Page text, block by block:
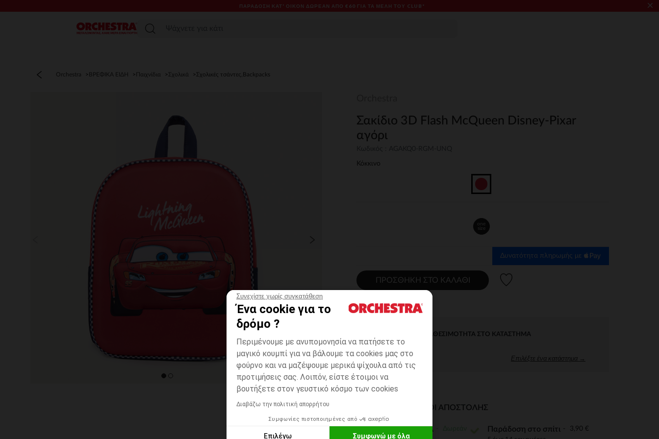
Συνεχίστε χωρίς συγκατάθεση
Ένα cookie για το
δρόμο ?
Περιμένουμε με ανυπομονησία να πατήσετε το
μαγικό κουμπί για να βάλουμε τα cookies μας στο
φούρνο και να μαζέψουμε μερικά ψίχουλα από τις
προτιμήσεις σας. Λοιπόν, είστε έτοιμοι να
βουτήξετε στον γευστικό κόσμο των cookies
Διαβάζω την πολιτική απορρήτου
Συμφωνίες πιστοποιημένες από
Επιλέγω Συμφωνώ με όλα
ΠΑΡΆΔΟΣΗ ΚΑΤ' ΟΊΚΟΝ ΔΩΡΕΑΝ ΑΠΌ €60 ΓΙΑ ΤΑ ΜΈΛΗ ΤΟΥ CLUB* ×
Μενού
Orchestra ΒΡΕΦΙΚΑ ΕΙΔΗ Παιχνίδια Σχολικά Σχολικές τσάντες,Backpacks
Σακίδιο 3D Flash McQueen Disney-Pixar
αγόρι
Κόκκινο
one
size
Δυνατότητα πληρωμής με
ΠΡΟΣΘΉΚΗ ΣΤΟ ΚΑΛΆΘΙ
ΆΜΕΣΗ ΔΙΑΘΕΣΙΜΌΤΗΤΑ ΣΤΟ ΚΑΤΆΣΤΗΜΑ
Επιλέξτε ένα κατάστημα →
ΔΙΑΘΈΣΙΜΟΙ ΤΡΌΠΟΙ ΑΠΟΣΤΟΛΉΣ
ΣΕ ΚΑΤΑΣΤΗΜΑ Παράδοση στο σπίτι 3,90 €